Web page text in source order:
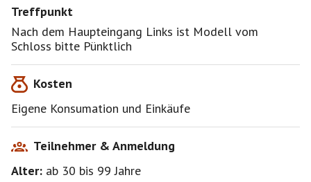
Treffpunkt
Nach dem Haupteingang Links ist Modell vom
Schloss bitte Pünktlich
Kosten
Eigene Konsumation und Einkäufe
Teilnehmer & Anmeldung
Alter: ab 30 bis 99Jahre